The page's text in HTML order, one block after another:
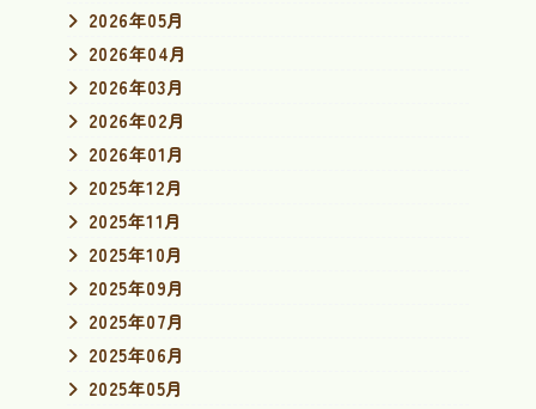
2026年05月
2026年04月
2026年03月
2026年02月
2026年01月
2025年12月
2025年11月
2025年10月
2025年09月
2025年07月
2025年06月
2025年05月